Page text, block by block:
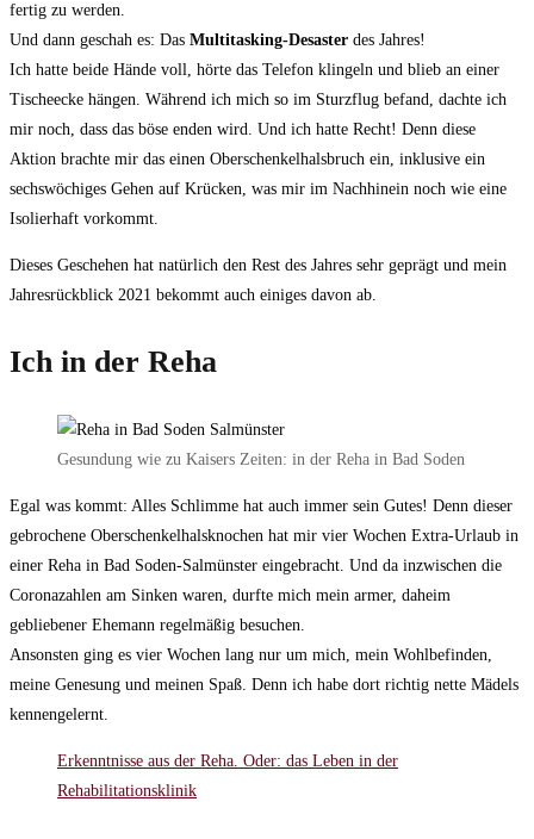
fertig zu werden.
Und dann geschah es: Das Multitasking-Desaster des Jahres!
Ich hatte beide Hände voll, hörte das Telefon klingeln und blieb an einer
Tischeecke hängen. Während ich mich so im Sturzflug befand, dachte ich
mir noch, dass das böse enden wird. Und ich hatte Recht! Denn diese
Aktion brachte mir das einen Oberschenkelhalsbruch ein, inklusive ein
sechswöchiges Gehen auf Krücken, was mir im Nachhinein noch wie eine
Isolierhaft vorkommt.
Dieses Geschehen hat natürlich den Rest des Jahres sehr geprägt und mein
Jahresrückblick 2021 bekommt auch einiges davon ab.
Ich in der Reha
Gesundung wie zu Kaisers Zeiten: in der Reha in Bad Soden
Egal was kommt: Alles Schlimme hat auch immer sein Gutes! Denn dieser
gebrochene Oberschenkelhalsknochen hat mir vier Wochen Extra-Urlaub in
einer Reha in Bad Soden-Salmünster eingebracht. Und da inzwischen die
Coronazahlen am Sinken waren, durfte mich mein armer, daheim
gebliebener Ehemann regelmäßig besuchen.
Ansonsten ging es vier Wochen lang nur um mich, mein Wohlbefinden,
meine Genesung und meinen Spaß. Denn ich habe dort richtig nette Mädels
kennengelernt.
Erkenntnisse aus der Reha. Oder: das Leben in der
Rehabilitationsklinik